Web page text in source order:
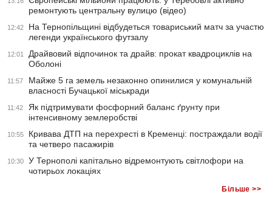
ремонтують центральну вулицю (відео)
12:42
На Тернопільщині відбудеться товариський матч за участю
легенди українського футзалу
12:01
Драйвовий відпочинок та драйв: прокат квадроциклів на
Оболоні
11:57
Майже 5 га земель незаконно опинилися у комунальній
власності Бучацької міськради
11:42
Як підтримувати фосфорний баланс ґрунту при
інтенсивному землеробстві
10:55
Кривава ДТП на перехресті в Кременці: постраждали водії
та четверо пасажирів
10:30
У Тернополі капітально відремонтують світлофори на
чотирьох локаціях
Більше >>